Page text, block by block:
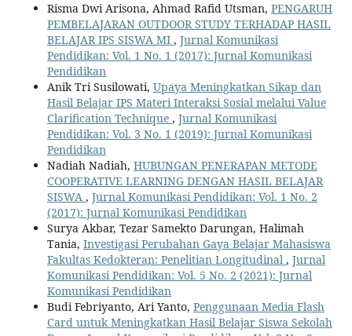
Risma Dwi Arisona, Ahmad Rafid Utsman, PENGARUH
PEMBELAJARAN OUTDOOR STUDY TERHADAP HASIL
BELAJAR IPS SISWA MI , Jurnal Komunikasi
Pendidikan: Vol. 1 No. 1 (2017): Jurnal Komunikasi
Pendidikan
Anik Tri Susilowati, Upaya Meningkatkan Sikap dan
Hasil Belajar IPS Materi Interaksi Sosial melalui Value
Clarification Technique , Jurnal Komunikasi
Pendidikan: Vol. 3 No. 1 (2019): Jurnal Komunikasi
Pendidikan
Nadiah Nadiah, HUBUNGAN PENERAPAN METODE
COOPERATIVE LEARNING DENGAN HASIL BELAJAR
SISWA , Jurnal Komunikasi Pendidikan: Vol. 1 No. 2
(2017): Jurnal Komunikasi Pendidikan
Surya Akbar, Tezar Samekto Darungan, Halimah
Tania, Investigasi Perubahan Gaya Belajar Mahasiswa
Fakultas Kedokteran: Penelitian Longitudinal , Jurnal
Komunikasi Pendidikan: Vol. 5 No. 2 (2021): Jurnal
Komunikasi Pendidikan
Budi Febriyanto, Ari Yanto, Penggunaan Media Flash
Card untuk Meningkatkan Hasil Belajar Siswa Sekolah